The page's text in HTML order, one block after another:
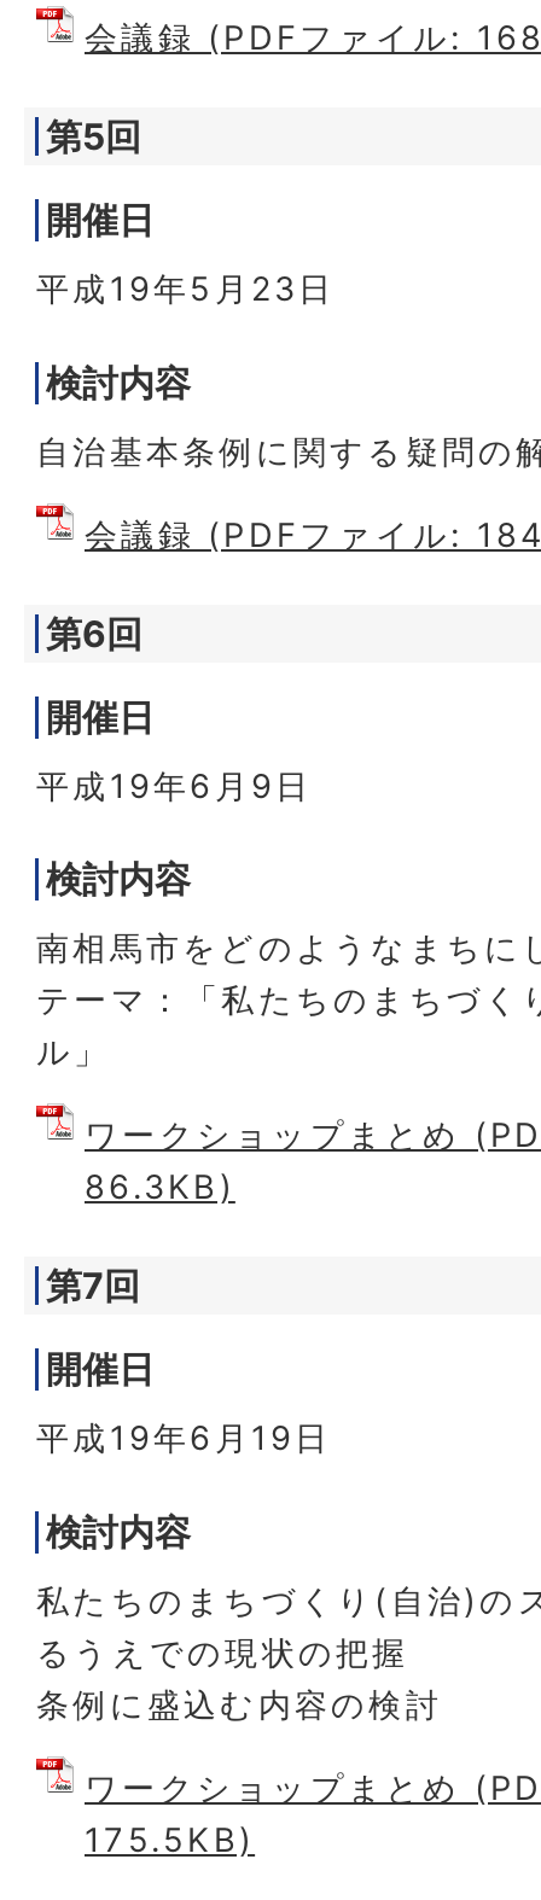
会議録 (PDFファイル:
第5回
開催日
平成19年5月23日
検討内容
自治基本条例に関する疑問の
会議録 (PDFファイル:
第6回
開催日
平成19年6月9日
検討内容
南相馬市をどのようなまちに
テーマ：「私たちのまちづ
ル」
ワークショップまとめ
86.3KB)
第7回
開催日
平成19年6月19日
検討内容
私たちのまちづくり(自治)の
るうえでの現状の把握
条例に盛込む内容の検討
ワークショップまとめ
175.5KB)